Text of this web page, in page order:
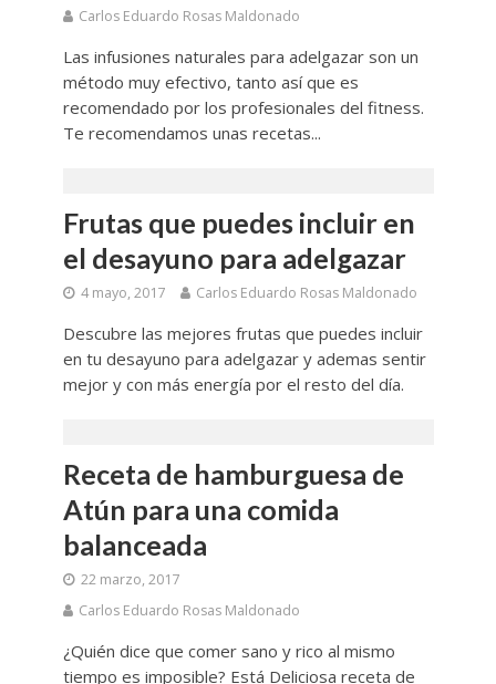
Carlos Eduardo Rosas Maldonado
Las infusiones naturales para adelgazar son un
método muy efectivo, tanto así que es
recomendado por los profesionales del fitness.
Te recomendamos unas recetas...
Frutas que puedes incluir en
el desayuno para adelgazar
4 mayo, 2017 Carlos Eduardo Rosas Maldonado
Descubre las mejores frutas que puedes incluir
en tu desayuno para adelgazar y ademas sentir
mejor y con más energía por el resto del día.
Receta de hamburguesa de
Atún para una comida
balanceada
22 marzo, 2017
Carlos Eduardo Rosas Maldonado
¿Quién dice que comer sano y rico al mismo
tiempo es imposible? Está Deliciosa receta de